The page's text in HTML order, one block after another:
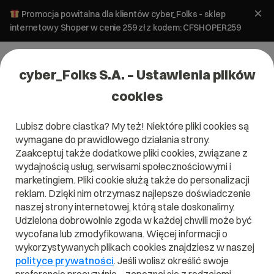
Promocja powitalna dla klientów cyber_Folks - sklep
internetowy Shoper w cenie 259 zł z kodem: CFSHOPER259
cyber_Folks S.A. – Ustawienia plików
cookies
Lubisz dobre ciastka? My też! Niektóre pliki cookies są
wymagane do prawidłowego działania strony.
Zaakceptuj także dodatkowe pliki cookies, związane z
wydajnością usług, serwisami społecznościowymi i
marketingiem. Pliki cookie służą także do personalizacji
reklam. Dzięki nim otrzymasz najlepsze doświadczenie
naszej strony internetowej, którą stale doskonalimy.
Udzielona dobrowolnie zgoda w każdej chwili może być
wycofana lub zmodyfikowana. Więcej informacji o
wykorzystywanych plikach cookies znajdziesz w naszej
polityce prywatności. Jeśli wolisz określić swoje